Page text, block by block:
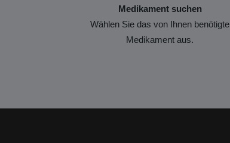
Medikament suchen
Wählen Sie das von Ihnen benötigte
Medikament aus.